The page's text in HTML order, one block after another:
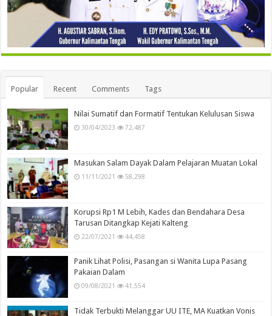
Popular Recent Comments Tags
Nilai Sumatif dan Formatif Tentukan Kelulusan Siswa
30/04/2023 72,487
Masukan Salam Dayak Dalam Pelajaran Muatan Lokal
11/11/2021 58,298
Korupsi Rp1 M Lebih, Kades dan Bendahara Desa
Tarusan Ditangkap Kejati Kalteng
22/07/2021 44,458
Panik Lihat Polisi, Pasangan si Wanita Lupa Pasang
Pakaian Dalam
09/08/2021 41,554
Tidak Terbukti Melanggar UU ITE, MA Kuatkan Vonis